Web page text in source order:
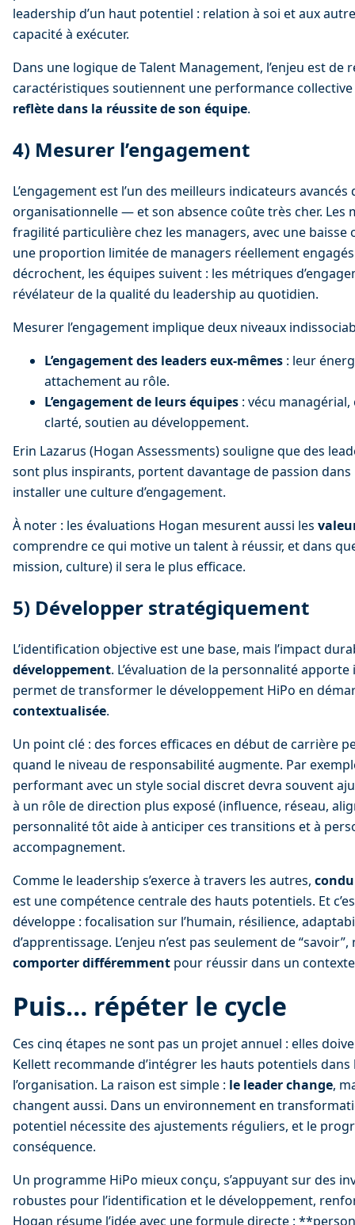
leadership d’un haut potentiel : relation à soi et aux
capacité à exécuter.
Dans une logique de Talent Management, l’enjeu est
caractéristiques soutiennent une performance
reflète dans la réussite de son équipe.
4) Mesurer l’engagement
L’engagement est l’un des meilleurs indicateurs
organisationnelle — et son absence coûte très cher.
fragilité particulière chez les managers, avec une baisse
une proportion limitée de managers réellement
décrochent, les équipes suivent : les métriques
révélateur de la qualité du leadership au quotidien.
Mesurer l’engagement implique deux niveaux
L’engagement des leaders eux-mêmes : leur
attachement au rôle.
L’engagement de leurs équipes : vécu
clarté, soutien au développement.
Erin Lazarus (Hogan Assessments) souligne que des
sont plus inspirants, portent davantage de passion
installer une culture d’engagement.
À noter : les évaluations Hogan mesurent aussi les
comprendre ce qui motive un talent à réussir, et dans
mission, culture) il sera le plus efficace.
5) Développer stratégiquement
L’identification objective est une base, mais l’impact
développement. L’évaluation de la personnalité
permet de transformer le développement HiPo en
contextualisée.
Un point clé : des forces efficaces en début de carrière
quand le niveau de responsabilité augmente. Par
performant avec un style social discret devra souvent
à un rôle de direction plus exposé (influence, réseau,
personnalité tôt aide à anticiper ces transitions et à
accompagnement.
Comme le leadership s’exerce à travers les autres,
est une compétence centrale des hauts potentiels. Et
développe : focalisation sur l’humain, résilience,
d’apprentissage. L’enjeu n’est pas seulement de
comporter différemment pour réussir dans un
Puis… répéter le cycle
Ces cinq étapes ne sont pas un projet annuel : elles
Kellett recommande d’intégrer les hauts potentiels
l’organisation. La raison est simple : le leader change,
changent aussi. Dans un environnement en
potentiel nécessite des ajustements réguliers, et le
conséquence.
Un programme HiPo mieux conçu, s’appuyant sur des
robustes pour l’identification et le développement,
Hogan résume l’idée avec une formule directe :